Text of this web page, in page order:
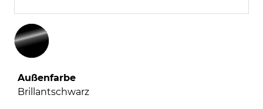
Außenfarbe
Brillantschwarz